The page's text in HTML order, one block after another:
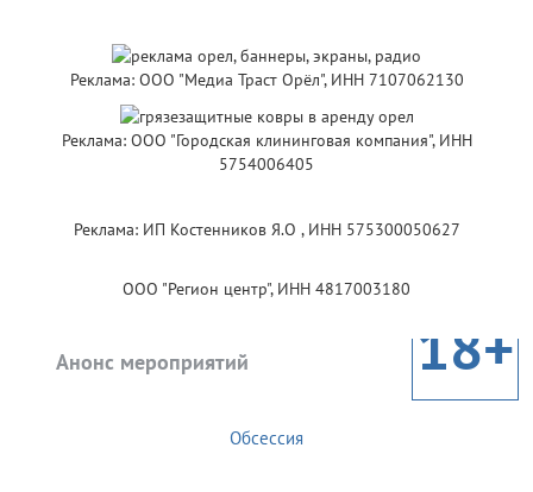
Реклама: ООО "Медиа Траст Орёл", ИНН 7107062130
Реклама: ООО "Городская клининговая компания", ИНН
5754006405
Реклама: ИП Костенников Я.О , ИНН 575300050627
ООО "Регион центр", ИНН 4817003180
Анонс мероприятий 18+
Обсессия